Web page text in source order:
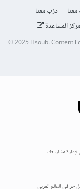
درّب معنا
مركز المساعدة
© 2025Hsoub.Content